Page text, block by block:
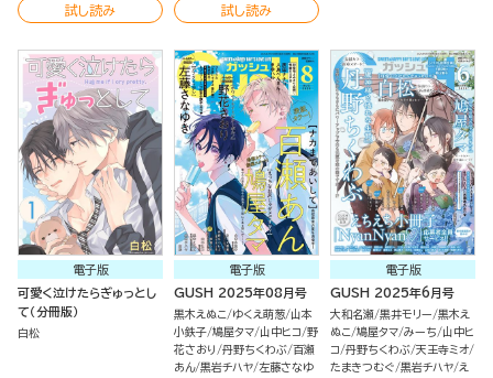
試し読み 試し読み
電子版
可愛く泣けたらぎゅっとし
て（分冊版）
白松
電子版
GUSH 2025年08月号
黒木えぬこ ゆくえ萌葱 山本
小鉄子 鳩屋タマ 山中ヒコ 野
花さおり
丹野ちくわぶ 百瀬
あん 黒岩チハヤ 左藤さなゆ
電子版
GUSH 2025年6月号
大和名瀬 黒井モリー 黒木え
ぬこ 鳩屋タマ みーち
山中ヒ
コ 丹野ちくわぶ 天王寺ミオ
たまきつむぐ 黒岩チハヤ え